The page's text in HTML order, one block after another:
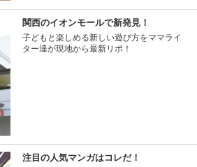
関西のイオンモールで新発見！
子どもと楽しめる新しい遊び方をママライ
ター達が現地から最新リポ！
注目の人気マンガはコレだ！